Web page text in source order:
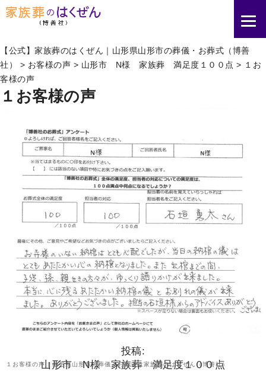
１お客様の声 | 山形県山形市の葬儀・お葬式は家族葬のはくぜん（博善社）
【公式】家族葬のはくぜん｜山形県山形市の葬儀・お葬式（博善
社）
> お客様の声 > 山形市 N様 家族葬 満足度１００点 > １お
客様の声
１お客様の声
投稿:
山形市 N様 家族葬 満足度１００点